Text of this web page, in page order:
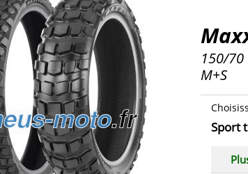
150/70
M+S
Sport